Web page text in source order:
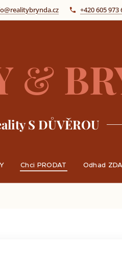
+420 605 973
&
S DŮVĚROU
Chci PRODAT Odhad